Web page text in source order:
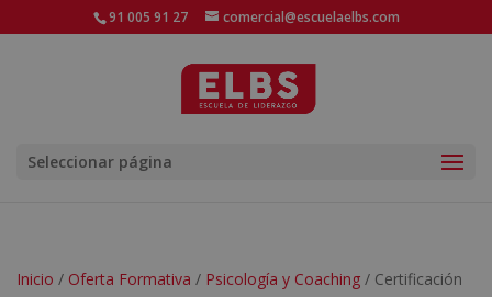
91 005 91 27 comercial@escuelaelbs.com
Seleccionar página
Inicio / Oferta Formativa / Psicología y Coaching / Certificación